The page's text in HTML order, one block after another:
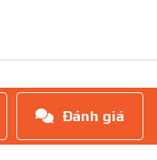
Đánh giá